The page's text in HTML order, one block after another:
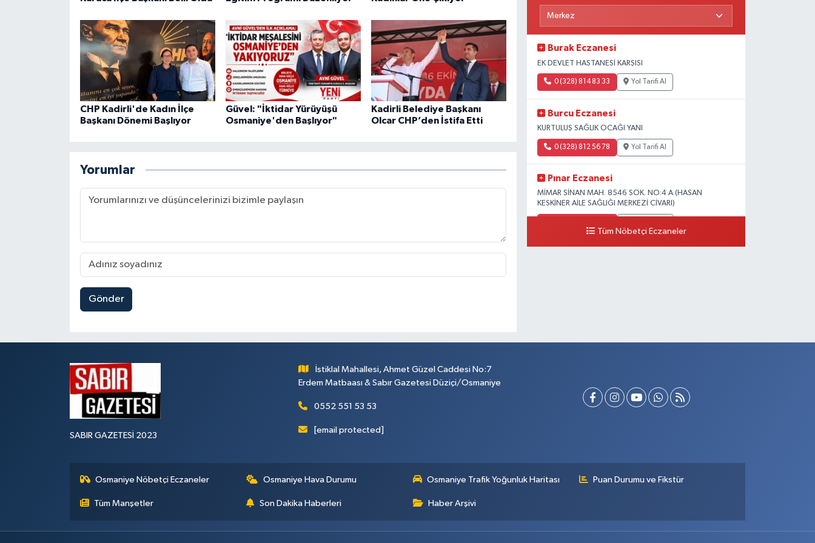
CHP Kadirli'de Kadın İlçe
Başkanı Dönemi Başlıyor
Güvel: "İktidar Yürüyüşü
Osmaniye'den Başlıyor"
Kadirli Belediye Başkanı
Olcar CHP’den İstifa Etti
Yorumlar
Gönder
Burak Eczanesi
EK DEVLET HASTANESİ KARŞISI
0 (328) 814 83 33 Yol Tarifi Al
Burcu Eczanesi
KURTULUŞ SAĞLIK OCAĞI YANI
0 (328) 812 56 78 Yol Tarifi Al
Pınar Eczanesi
MİMAR SİNAN MAH. 8546 SOK. NO:4 A (HASAN
KESKİNER AİLE SAĞLIĞI MERKEZİ CİVARI)
Tüm Nöbetçi Eczaneler
SABIR GAZETESİ 2023
İstiklal Mahallesi, Ahmet Güzel Caddesi No:7
Erdem Matbaası & Sabır Gazetesi Düziçi/Osmaniye
0552 551 53 53
[email protected]
Osmaniye Nöbetçi Eczaneler Osmaniye Hava Durumu Osmaniye Trafik Yoğunluk Haritası Puan Durumu ve Fikstür
Tüm Manşetler Son Dakika Haberleri Haber Arşivi